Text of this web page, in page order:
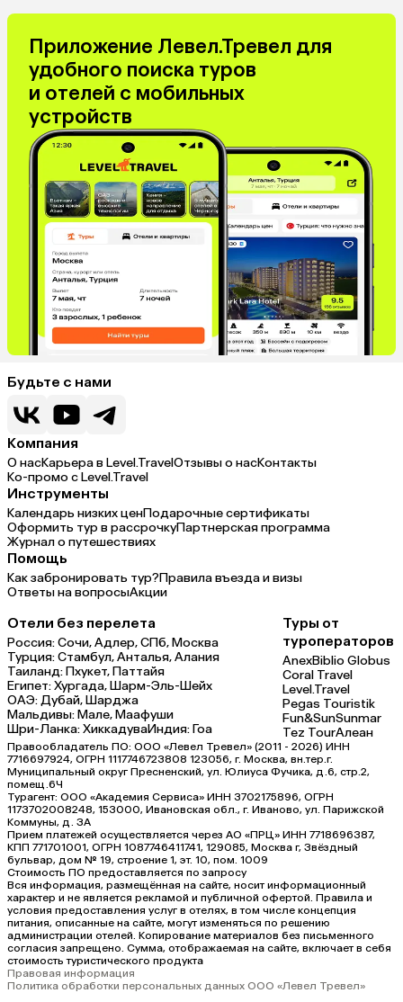
Приложение Левел.Тревел для
удобного поиска туров
и отелей с мобильных
устройств
Будьте с нами
Компания
О насКарьера в Level.TravelОтзывы о насКонтакты
Ко-промо с Level.Travel
Инструменты
Календарь низких ценПодарочные сертификаты
Оформить тур в рассрочкуПартнерская программа
Журнал о путешествиях
Помощь
Как забронировать тур?Правила въезда и визы
Ответы на вопросыАкции
Отели без перелета
Россия:Сочи,Адлер,СПб,Москва
Турция:Стамбул,Анталья,Алания
Таиланд:Пхукет,Паттайя
Египет:Хургада,Шарм-Эль-Шейх
ОАЭ:Дубай,Шарджа
Мальдивы:Мале,Маафуши
Шри-Ланка:ХиккадуваИндия:Гоа
Туры от
туроператоров
AnexBiblio Globus
Coral Travel
Level.Travel
Pegas Touristik
Fun&SunSunmar
Tez TourАлеан
Правообладатель ПО: ООО «Левел Тревел» (2011 - 2026) ИНН
7716697924, ОГРН 1117746723808 123056, г. Москва, вн.тер.г.
Муниципальный округ Пресненский, ул. Юлиуса Фучика, д.6, стр.2,
помещ.6Ч
Турагент: ООО «Академия Сервиса» ИНН 3702175896, ОГРН
1173702008248, 153000, Ивановская обл., г. Иваново, ул. Парижской
Коммуны, д. ЗА
Прием платежей осуществляется через АО «ПРЦ» ИНН 7718696387,
КПП 771701001, ОГРН 1087746411741, 129085, Москва г, Звёздный
бульвар, дом № 19, строение 1, эт. 10, пом. 1009
Стоимость ПО предоставляется по запросу
Вся информация, размещённая на сайте, носит информационный
характер и не является рекламой и публичной офертой. Правила и
условия предоставления услуг в отелях, в том числе концепция
питания, описанные на сайте, могут изменяться по решению
администрации отелей. Копирование материалов без письменного
согласия запрещено. Сумма, отображаемая на сайте, включает в себя
стоимость туристического продукта
Правовая информация
Политика обработки персональных данных ООО «Левел Тревел»